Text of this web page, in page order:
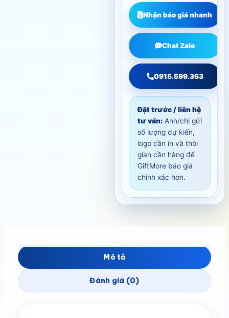
Nhận báo giá nhanh
Chat Zalo
0915.599.363
Đặt trước / liên hệ
tư vấn: Anh/chị gửi
số lượng dự kiến,
logo cần in và thời
gian cần hàng để
GiftMore báo giá
chính xác hơn.
Mô tả
Đánh giá (0)